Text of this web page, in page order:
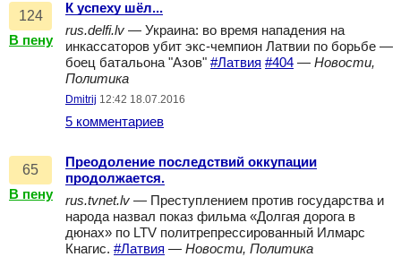
124
В пену
К успеху шёл...
rus.delfi.lv — Украина: во время нападения на
инкассаторов убит экс-чемпион Латвии по борьбе —
боец батальона "Азов" #Латвия #404 — Новости,
Политика
Dmitrij 12:42 18.07.2016
5 комментариев
65
В пену
Преодоление последствий оккупации
продолжается.
rus.tvnet.lv — Преступлением против государства и
народа назвал показ фильма «Долгая дорога в
дюнах» по LTV политрепрессированный Илмарс
Кнагис. #Латвия — Новости, Политика